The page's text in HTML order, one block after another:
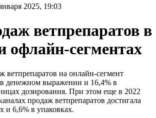
2025, 19:03
ветпрепаратов в
офлайн-сегментах
ветпрепаратов на онлайн-сегмент
денежном выражении и 16,4% в
дозирования. При этом еще в 2022
продаж ветпрепаратов достигала
и 6,6% в упаковках.